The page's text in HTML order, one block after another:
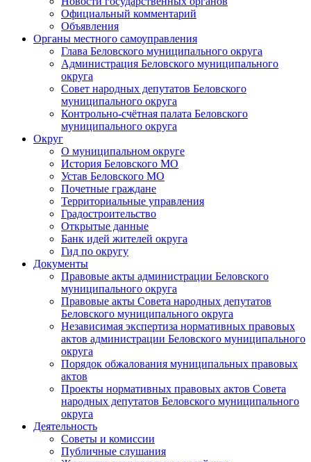
Официальный комментарий
Объявления
Органы местного самоуправления
Глава Беловского муниципального округа
Администрация Беловского муниципального
округа
Совет народных депутатов Беловского
муниципального округа
Контрольно-счётная палата Беловского
муниципального округа
Округ
О муниципальном округе
История Беловского МО
Устав Беловского МО
Почетные граждане
Территориальные управления
Градостроительство
Открытые данные
Банк идей жителей округа
Гид по округу
Документы
Правовые акты администрации Беловского
муниципального округа
Правовые акты Совета народных депутатов
Беловского муниципального округа
Независимая экспертиза нормативных правовых
актов администрации Беловского муниципального
округа
Порядок обжалования муниципальных правовых
актов
Проекты нормативных правовых актов Совета
народных депутатов Беловского муниципального
округа
Деятельность
Советы и комиссии
Публичные слушания